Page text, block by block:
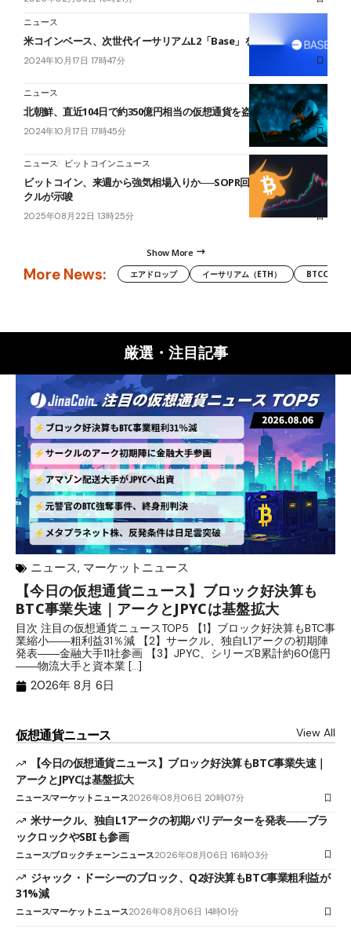
ニュース
米コインベース、次世代イーサリアムL2「Base」を新発表=速報
2024年10月17日 17時47分
ニュース
北朝鮮、直近104日で約350億円相当の仮想通貨を盗む
2024年10月17日 17時45分
ニュース ビットコインニュース
ビットコイン、来週から強気相場入りか──SOPR回復と1064日サイ
クルが示唆
2025年08月22日 13時25分
Show More
More News: エアドロップ イーサリアム（ETH） BTCC
厳選・注目記事
ニュース, マーケットニュース
【今日の仮想通貨ニュース】ブロック好決算も
BTC事業失速｜アークとJPYCは基盤拡大
目次 注目の仮想通貨ニュースTOP5 【1】ブロック好決算もBTC事
業縮小――粗利益31％減 【2】サークル、独自L1アークの初期陣
発表――金融大手11社参画 【3】JPYC、シリーズB累計約60億円
――物流大手と資本業 […]
2026年 8月 6日
仮想通貨ニュース View All
【今日の仮想通貨ニュース】ブロック好決算もBTC事業失速｜
アークとJPYCは基盤拡大
ニュースマーケットニュース2026年08月06日 20時07分
米サークル、独自L1アークの初期バリデーターを発表――ブラ
ックロックやSBIも参画
ニュースブロックチェーンニュース2026年08月06日 16時03分
ジャック・ドーシーのブロック、Q2好決算もBTC事業粗利益が
31%減
ニュースマーケットニュース2026年08月06日 14時01分